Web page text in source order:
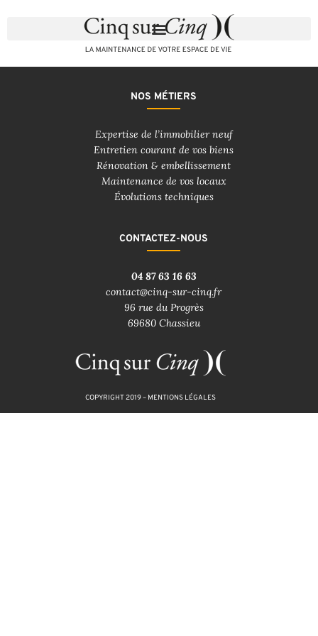
NOS MÉTIERS
Expertise de l’immobilier neuf
Entretien courant de vos biens
Rénovation & embellissement
Maintenance de vos locaux
Évolutions techniques
CONTACTEZ-NOUS
04 87 63 16 63
contact@cinq-sur-cinq.fr
96 rue du Progrès
69680 Chassieu
COPYRIGHT 2019 – MENTIONS LÉGALES